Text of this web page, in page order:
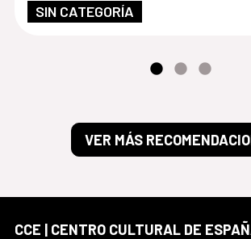
SIN CATEGORÍA
VER MÁS
CCE | CENTRO CULTURAL DE